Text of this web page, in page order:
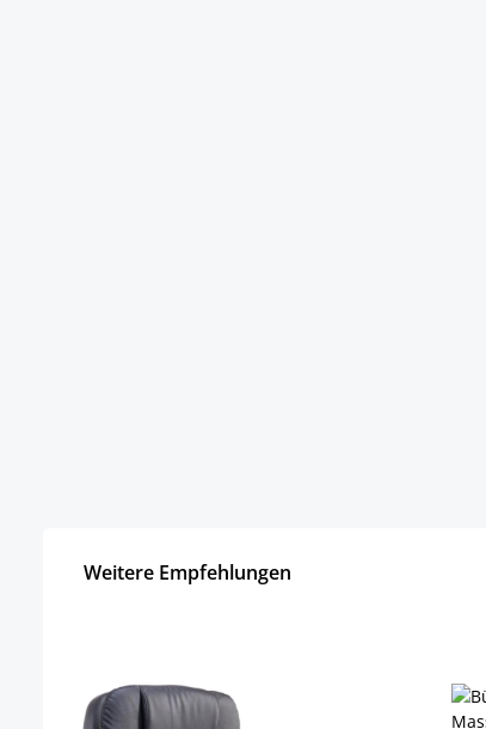
Weitere Empfehlungen